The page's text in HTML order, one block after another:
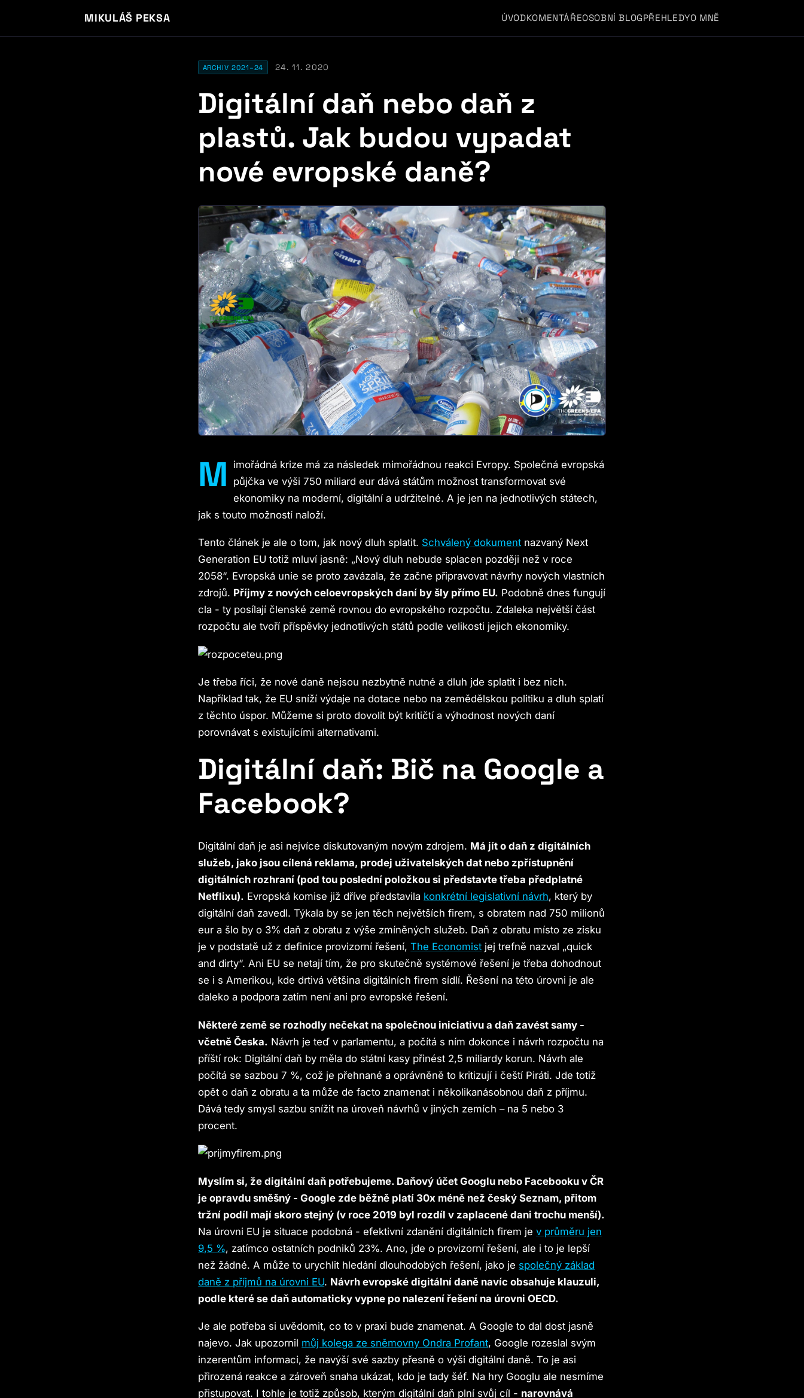
MIKULÁŠ PEKSA ÚVODKOMENTÁŘEOSOBNÍ BLOGPŘEHLEDYO MNĚ
ARCHIV 2021–24 24. 11. 2020
Digitální daň nebo daň z
plastů. Jak budou vypadat
nové evropské daně?
M
imořádná krize má za následek mimořádnou reakci Evropy. Společná evropská
půjčka ve výši 750 miliard eur dává státům možnost transformovat své
ekonomiky na moderní, digitální a udržitelné. A je jen na jednotlivých státech,
jak s touto možností naloží.
Tento článek je ale o tom, jak nový dluh splatit. Schválený dokument nazvaný Next
Generation EU totiž mluví jasně: „Nový dluh nebude splacen později než v roce
2058“. Evropská unie se proto zavázala, že začne připravovat návrhy nových vlastních
zdrojů. Příjmy z nových celoevropských daní by šly přímo EU. Podobně dnes fungují
cla - ty posílají členské země rovnou do evropského rozpočtu. Zdaleka největší část
rozpočtu ale tvoří příspěvky jednotlivých států podle velikosti jejich ekonomiky.
Je třeba říci, že nové daně nejsou nezbytně nutné a dluh jde splatit i bez nich.
Například tak, že EU sníží výdaje na dotace nebo na zemědělskou politiku a dluh splatí
z těchto úspor. Můžeme si proto dovolit být kritičtí a výhodnost nových daní
porovnávat s existujícími alternativami.
Digitální daň: Bič na Google a
Facebook?
Digitální daň je asi nejvíce diskutovaným novým zdrojem. Má jít o daň z digitálních
služeb, jako jsou cílená reklama, prodej uživatelských dat nebo zpřístupnění
digitálních rozhraní (pod tou poslední položkou si představte třeba předplatné
Netflixu). Evropská komise již dříve představila konkrétní legislativní návrh, který by
digitální daň zavedl. Týkala by se jen těch největších firem, s obratem nad 750 milionů
eur a šlo by o 3% daň z obratu z výše zmíněných služeb. Daň z obratu místo ze zisku
je v podstatě už z definice provizorní řešení,The Economist jej trefně nazval „quick
and dirty“. Ani EU se netají tím, že pro skutečně systémové řešení je třeba dohodnout
se i s Amerikou, kde drtivá většina digitálních firem sídlí. Řešení na této úrovni je ale
daleko a podpora zatím není ani pro evropské řešení.
Některé země se rozhodly nečekat na společnou iniciativu a daň zavést samy -
včetně Česka. Návrh je teď v parlamentu, a počítá s ním dokonce i návrh rozpočtu na
příští rok: Digitální daň by měla do státní kasy přinést 2,5 miliardy korun. Návrh ale
počítá se sazbou 7 %, což je přehnané a oprávněně to kritizují i čeští Piráti. Jde totiž
opět o daň z obratu a ta může de facto znamenat i několikanásobnou daň z příjmu.
Dává tedy smysl sazbu snížit na úroveň návrhů v jiných zemích – na 5 nebo 3
procent.
Myslím si, že digitální daň potřebujeme. Daňový účet Googlu nebo Facebooku v ČR
je opravdu směšný - Google zde běžně platí 30x méně než český Seznam, přitom
tržní podíl mají skoro stejný (v roce 2019 byl rozdíl v zaplacené dani trochu menší).
Na úrovni EU je situace podobná - efektivní zdanění digitálních firem jev průměru jen
9,5 %, zatímco ostatních podniků 23%. Ano, jde o provizorní řešení, ale i to je lepší
než žádné. A může to urychlit hledání dlouhodobých řešení, jako je společný základ
daně z příjmů na úrovni EU. Návrh evropské digitální daně navíc obsahuje klauzuli,
podle které se daň automaticky vypne po nalezení řešení na úrovni OECD.
Je ale potřeba si uvědomit, co to v praxi bude znamenat. A Google to dal dost jasně
najevo. Jak upozornil můj kolega ze sněmovny Ondra Profant, Google rozeslal svým
inzerentům informaci, že navýší své sazby přesně o výši digitální daně. To je asi
přirozená reakce a zároveň snaha ukázat, kdo je tady šéf. Na hry Googlu ale nesmíme
přistupovat. I tohle je totiž způsob, kterým digitální daň plní svůj cíl - narovnává